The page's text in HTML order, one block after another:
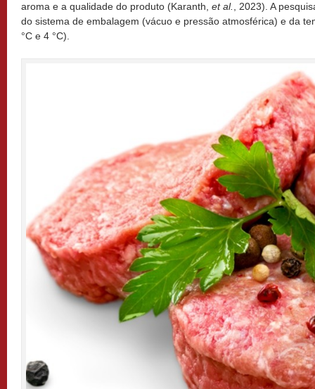
aroma e a qualidade do produto (Karanth, et al.
, 2023). A
do sistema de embalagem (vácuo e pressão atmosférica) e da
°C e 4 °C).